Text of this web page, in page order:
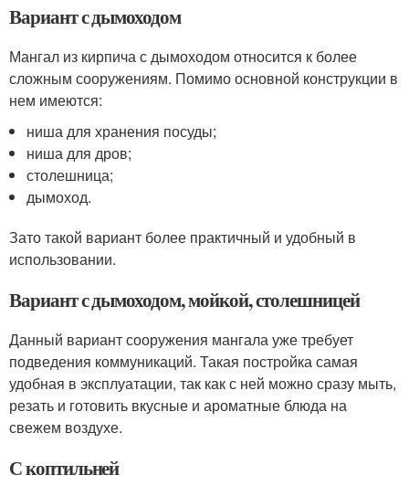
Вариант с дымоходом
Мангал из кирпича с дымоходом относится к более
сложным сооружениям. Помимо основной конструкции в
нем имеются:
ниша для хранения посуды;
ниша для дров;
столешница;
дымоход.
Зато такой вариант более практичный и удобный в
использовании.
Вариант с дымоходом, мойкой, столешницей
Данный вариант сооружения мангала уже требует
подведения коммуникаций. Такая постройка самая
удобная в эксплуатации, так как с ней можно сразу мыть,
резать и готовить вкусные и ароматные блюда на
свежем воздухе.
С коптильней